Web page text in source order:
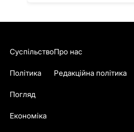
Суспільство
Політика
Погляд
Економіка
Про нас
Редакційна політика